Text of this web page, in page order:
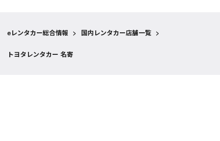
eレンタカー総合情報 > 国内レンタカー店舗一覧 >
トヨタレンタカー 名寄